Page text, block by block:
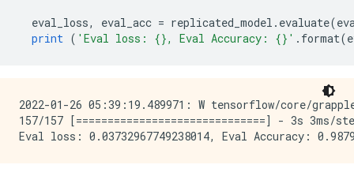
eval_loss, eval_acc = replicated_model . evaluate(
print ( 'Eval loss: {}, Eval Accuracy: {}' . format(
2022-01-26 05:39:19.489971: W tensorflow/core/
157/157 [==============================] - 3s